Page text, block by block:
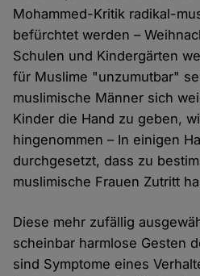
Mohammed-Kritik radikal-
befürchtet werden –
Schulen und Kindergärten
für Muslime "unzumutbar"
muslimische Männer sich
Kinder die Hand zu geben,
hingenommen – In einigen
durchgesetzt, dass zu
muslimische Frauen Zutritt
Diese mehr zufällig
scheinbar harmlose Gesten
sind Symptome eines